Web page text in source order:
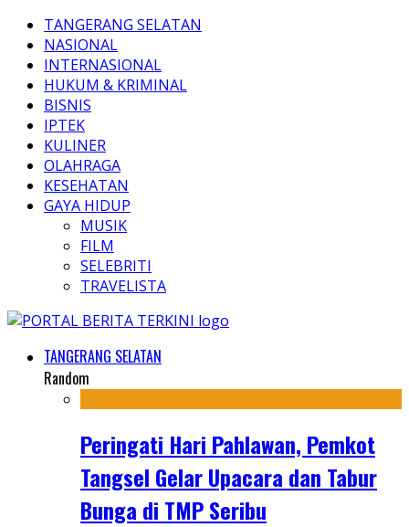
TANGERANG SELATAN
NASIONAL
INTERNASIONAL
HUKUM & KRIMINAL
BISNIS
IPTEK
KULINER
OLAHRAGA
KESEHATAN
GAYA HIDUP
MUSIK
FILM
SELEBRITI
TRAVELISTA
TANGERANG SELATAN
Random
Peringati Hari Pahlawan, Pemkot
Tangsel Gelar Upacara dan Tabur
Bunga di TMP Seribu